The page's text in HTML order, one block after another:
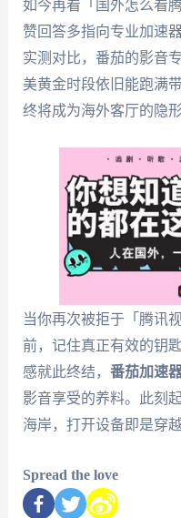
如今再看「国外怎么看
赞回答多指向专业加速
实测对比，番茄的影音
美黄金时段依旧能跑满
终将成为海外客厅的隐
当你再次被拒于「腾讯
前，记住真正有效的钥
感就此终结， 番茄加速
影音享受的养料。此刻
海岸，打开设备即是穿
Spread the love